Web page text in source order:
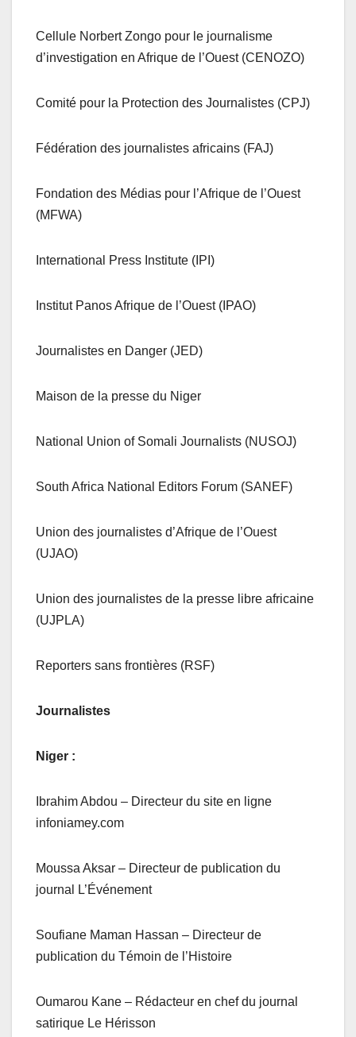
Cellule Norbert Zongo pour le journalisme
d’investigation en Afrique de l’Ouest (CENOZO)
Comité pour la Protection des Journalistes (CPJ)
Fédération des journalistes africains (FAJ)
Fondation des Médias pour l’Afrique de l’Ouest
(MFWA)
International Press Institute (IPI)
Institut Panos Afrique de l’Ouest (IPAO)
Journalistes en Danger (JED)
Maison de la presse du Niger
National Union of Somali Journalists (NUSOJ)
South Africa National Editors Forum (SANEF)
Union des journalistes d’Afrique de l’Ouest
(UJAO)
Union des journalistes de la presse libre africaine
(UJPLA)
Reporters sans frontières (RSF)
Journalistes
Niger :
Ibrahim Abdou – Directeur du site en ligne
infoniamey.com
Moussa Aksar – Directeur de publication du
journal L’Événement
Soufiane Maman Hassan – Directeur de
publication du Témoin de l’Histoire
Oumarou Kane – Rédacteur en chef du journal
satirique Le Hérisson